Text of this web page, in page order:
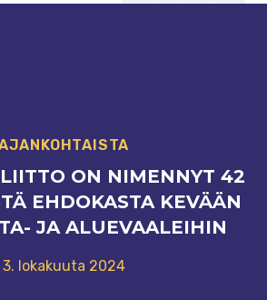
ON NIMENNYT 42
EHDOKASTA KEVÄÄN
JA ALUEVAALEIHIN
3. lokakuuta 2024